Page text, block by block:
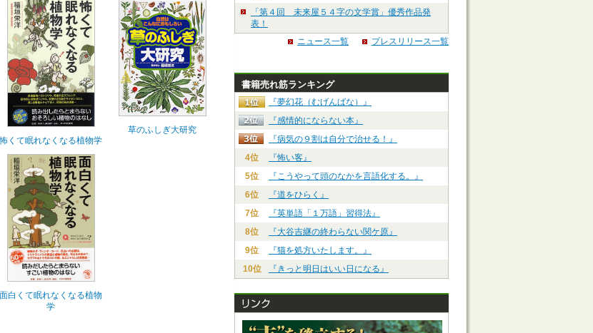
怖くて眠れなくなる植物学
草のふしぎ大研究
面白くて眠れなくなる植物
学
「第４回 未来屋５４字の文学賞」優秀作品発
表！
ニュース一覧
プレスリリース一覧
書籍売れ筋ランキング
『夢幻花（むげんばな）』
『感情的にならない本』
『病気の９割は自分で治せる！』
4位
『怖い客』
5位
『こうやって頭のなかを言語化する。』
6位
『道をひらく』
7位
『英単語「１万語」習得法』
8位
『大谷吉継の終わらない関ケ原』
9位
『猫を処方いたします。』
10位
『きっと明日はいい日になる』